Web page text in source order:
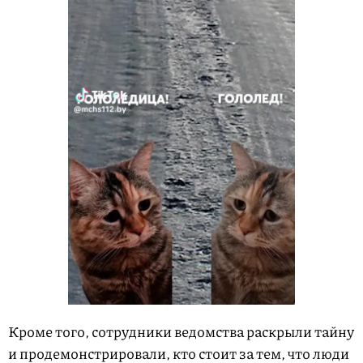
Кроме того, сотрудники ведомства раскрыли тайну
и продемонстрировали, кто стоит за тем, что люди